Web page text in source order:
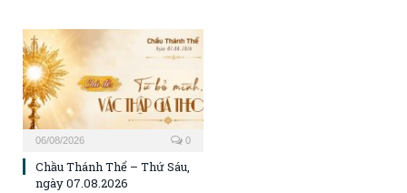
06/08/2026 0
Chầu Thánh Thể – Thứ Sáu,
ngày 07.08.2026